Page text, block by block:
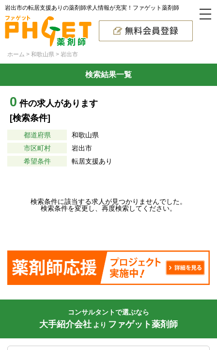
岩出市の転居支援ありの薬剤師求人情報が充実！ファゲット薬剤師
ホーム 和歌山県 岩出市
検索結果一覧
0 件の求人があります
[検索条件]
都道府県
和歌山県
市区町村
岩出市
希望条件
転居支援あり
検索条件に該当する求人が見つかりませんでした。
検索条件を変更し、再度検索してください。
コンサルタントで選ぶなら
大手紹介会社 より ファゲット薬剤師